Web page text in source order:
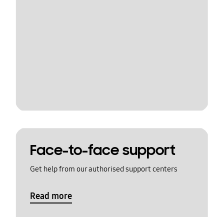
Face-to-face support
Get help from our authorised support centers
Read more